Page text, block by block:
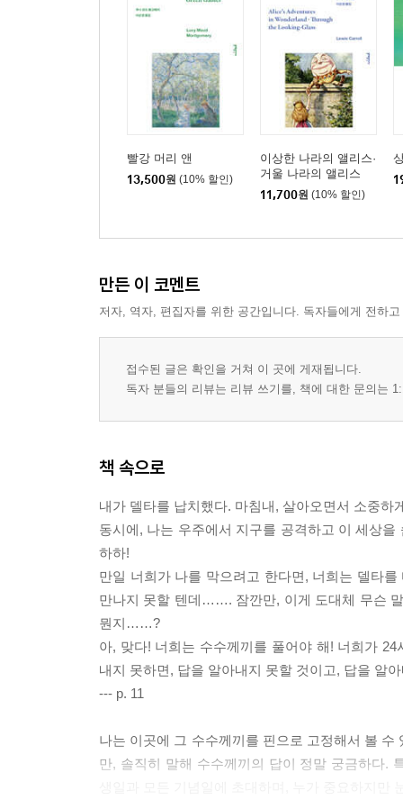
빨강 머리 앤
13,500원 (10% 할인)
이상한 나라의 앨리스·
거울 나라의 앨리스
11,700원 (10% 할인)
만든 이 코멘트
저자, 역자, 편집자를 위한 공간입니다. 독자들에게 전하
접수된 글은 확인을 거쳐 이 곳에 게재됩니다.
독자 분들의 리뷰는 리뷰 쓰기를, 책에 대한 문의는
책 속으로
내가 델타를 납치했다. 마침내, 살아오면서 소중
동시에, 나는 우주에서 지구를 공격하고 이 세상
하하!
만일 너희가 나를 막으려고 한다면, 너희는 델타
만나지 못할 텐데……. 잠깐만, 이게 도대체 무슨
뭔지……?
아, 맞다! 너희는 수수께끼를 풀어야 해! 너희가
내지 못하면, 답을 알아내지 못할 것이고, 답을 알
--- p. 11
나는 이곳에 그 수수께끼를 핀으로 고정해서 볼
만, 솔직히 말해 수수께끼의 답이 정말 궁금하다.